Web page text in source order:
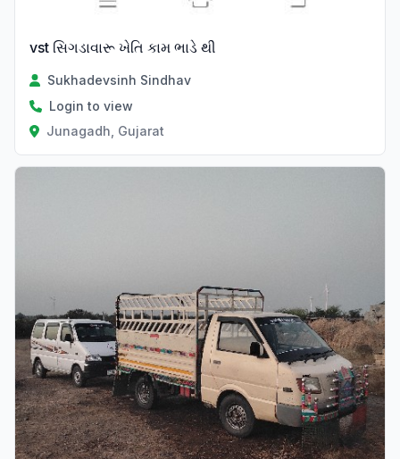
vst સિગડાવારૂ ખેતિ કામ ભાડે થી
Sukhadevsinh Sindhav
Login to view
Junagadh, Gujarat